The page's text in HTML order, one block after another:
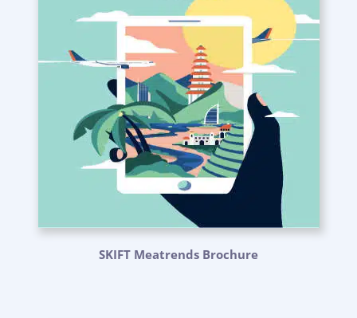
SKIFT Meatrends Brochure